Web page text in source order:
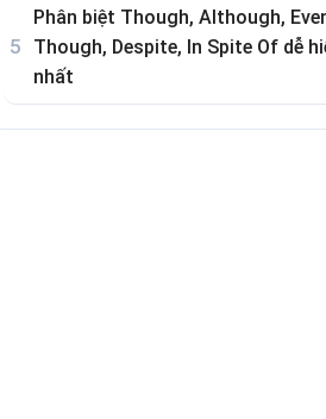
Phân biệt Though, Although,
Though, Despite, In Spite Of dễ
nhất